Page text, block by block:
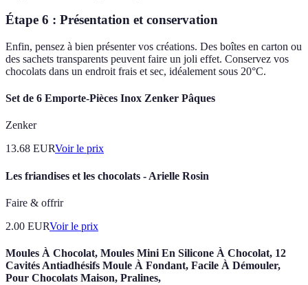
Étape 6 : Présentation et conservation
Enfin, pensez à bien présenter vos créations. Des boîtes en carton ou
des sachets transparents peuvent faire un joli effet. Conservez vos
chocolats dans un endroit frais et sec, idéalement sous 20°C.
Set de 6 Emporte-Pièces Inox Zenker Pâques
Zenker
13.68 EURVoir le prix
Les friandises et les chocolats - Arielle Rosin
Faire & offrir
2.00 EURVoir le prix
Moules À Chocolat, Moules Mini En Silicone À Chocolat, 12
Cavités Antiadhésifs Moule À Fondant, Facile À Démouler,
Pour Chocolats Maison, Pralines,